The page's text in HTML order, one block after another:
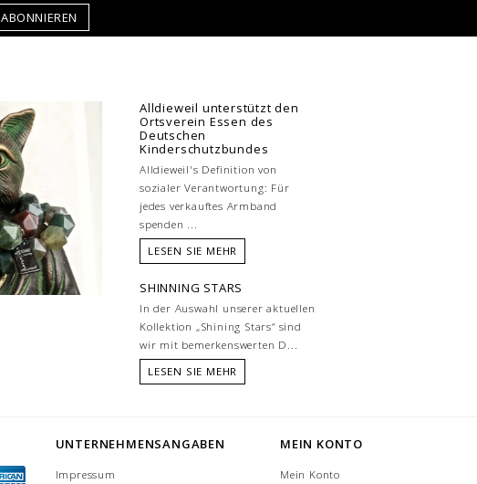
ABONNIEREN
Alldieweil unterstützt den
Ortsverein Essen des
Deutschen
Kinderschutzbundes
Alldieweil's Definition von
sozialer Verantwortung: Für
jedes verkauftes Armband
spenden ...
LESEN SIE MEHR
SHINNING STARS
In der Auswahl unserer aktuellen
Kollektion „Shining Stars“ sind
wir mit bemerkenswerten D...
LESEN SIE MEHR
UNTERNEHMENSANGABEN
Impressum
MEIN KONTO
Mein Konto